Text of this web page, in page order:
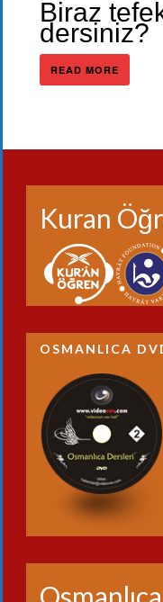
Biraz
dersiniz?
READ MORE
Kuran
OSMANLICA